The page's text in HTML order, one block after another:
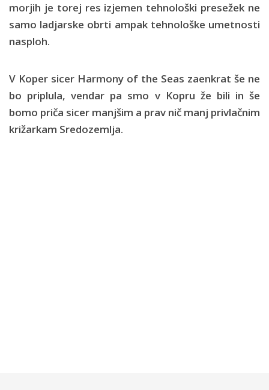
morjih je torej res izjemen tehnološki presežek ne
samo ladjarske obrti ampak tehnološke umetnosti
nasploh.
V Koper sicer Harmony of the Seas zaenkrat še ne
bo priplula, vendar pa smo v Kopru že bili in še
bomo priča sicer manjšim a prav nič manj privlačnim
križarkam Sredozemlja.